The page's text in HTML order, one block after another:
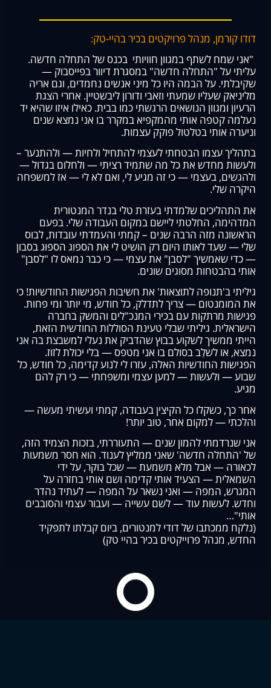
דודו קורמן, מנהל פרויקטים בכיר בהיי-טק:
"אני שמח לשתף במגוון חוויותי בכנס של התחלה חדשה.
עליתי על "התחלה חדשה" במסגרת דיוור בפייסבוק —
שקיבלתי. על הבמה היו כל מיני אנשים נחמדים, וגם אריה
מליניאק שעליו שמעתי וזאבי ודורון ליבשטיין. אחרי הצגת
הרעיון ומגוון הנושאים הרגשתי כמו בבית. כאילו איזו שהיא יד
נעלמה קטפה אותי מהמקפיא במקרר בו אני נמצא שנים
וניערה אותי בטלטול פוקק עצמות.
בתהליך עצמו הבטחתי לעצמי להתחיל ולחיות — ולהתנער –
ולעשות מחדש את כל מה שתמיד רציתי — ולחלום בגדול —
ולהגשים, בעצמי — כי זה מגיע לי, ואם לא לי — אז למשפחה
היקרה שלי.
את התהליכים שלמדתי בעזרת טלי בנדר המנטורית
המדהימה, החלטתי ליישם במקום העבודה שלי. בפעם
הראשונה מזה הרבה שנים – קמתי והעמדתי עובדות, לבוס
שלי — שעד לאותו היום רק הושיט לי את הספוג הספוּג בסבון
— כדי שאמשיך "לסבן" את עצמי — כי כבר נמאס לו "לסבן"
אותי בהבטחות מסוגים שונים.
גיליתי ב'תנופה לתוצאות' את חשיבות הפגישות החודשיות! כי
את המומנטום — צריך לתדלק, כל חודש, מי יותר ומי פחות.
פגישות מרתקות עם בכירי המנכ"לים והמשק בחברה
הישראלית. גיליתי שבלי טעינת הסוללות החודשית הזאת,
הייתי ממשיך לשקוע בבוץ שהדביק את נעלי למשבצת בה אני
נמצא, או לשלַב בסולם בו אני מטפס — בלי יכולת לזוז.
הפגישות החודשיות האלה, עזרו לי לנוע קדימה, כל חודש, כל
שבוע — ולעשות — למען עצמי ומשפחתי — כי רק להם
מגיע.
אחר כך, כשקלו כל הקיצין בעבודה, קמתי ועשיתי מעשה —
והלכתי — למקום אחר, טוב יותר!
אני שנרדמתי להמון שנים — התעוררתי, בזכות הצמיד הזה,
של 'התחלה חדשה' שאני ממליץ לענוד. הוא חסר משמעות
לכאורה — אבל מלא משמעת — שכל בוקר, על ידי
השמאלית — הצעיד אותי קדימה ושם אותי בחזרה על
המגרש, המפה — ואני נשאר על המפה — לעתיד נהדר
וחדש. לעשות עוד — לשם עשייה — ועבור עצמי והסובבים
אותי"…
(נלקח ממכתבו של דודי למנטורים, ביום קבלתו לתפקיד
החדש, מנהל פרוייקטים בכיר בהיי טק)